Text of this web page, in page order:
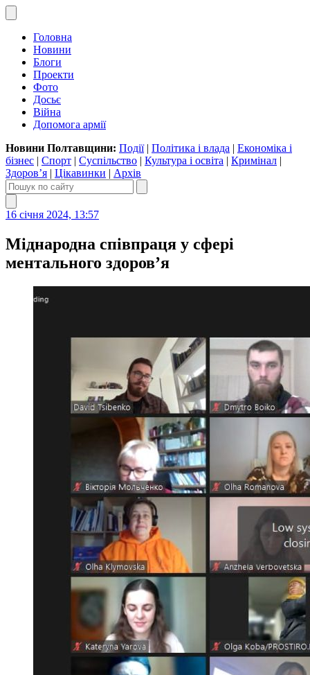
Головна
Новини
Блоги
Проекти
Фото
Досьє
Війна
Допомога армії
Новини Полтавщини: Події| Політика і влада | Економіка і
бізнес | Спорт | Суспільство | Культура і освіта | Кримінал |
Здоров’я | Цікавинки | Архів
16 січня 2024, 13:57
Міднародна співпраця у сфері
ментального здоров’я